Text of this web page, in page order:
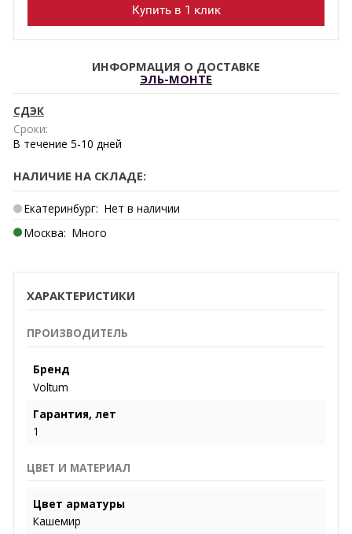
Купить в 1 клик
ИНФОРМАЦИЯ О ДОСТАВКЕ
ЭЛЬ-МОНТЕ
СДЭК
Сроки:
В течение 5-10 дней
НАЛИЧИЕ НА СКЛАДЕ:
Екатеринбург: Нет в наличии
Москва: Много
ХАРАКТЕРИСТИКИ
ПРОИЗВОДИТЕЛЬ
Бренд
Voltum
Гарантия, лет
1
ЦВЕТ И МАТЕРИАЛ
Цвет арматуры
Кашемир